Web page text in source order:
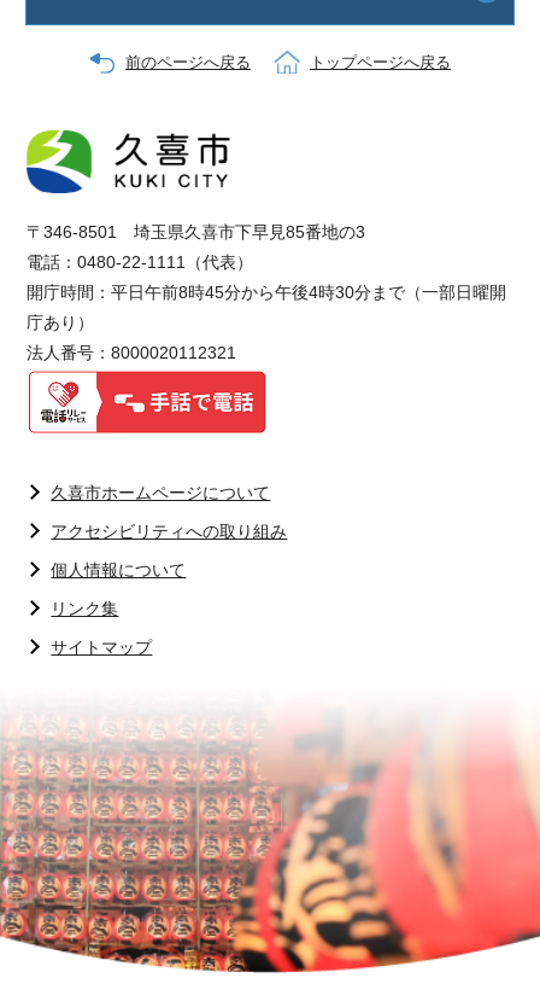
前のページへ戻る トップページへ戻る
〒346-8501 埼玉県久喜市下早見85番地の3
電話：0480-22-1111（代表）
開庁時間：平日午前8時45分から午後4時30分まで（一部日曜開
庁あり）
法人番号：8000020112321
久喜市ホームページについて
アクセシビリティへの取り組み
個人情報について
リンク集
サイトマップ